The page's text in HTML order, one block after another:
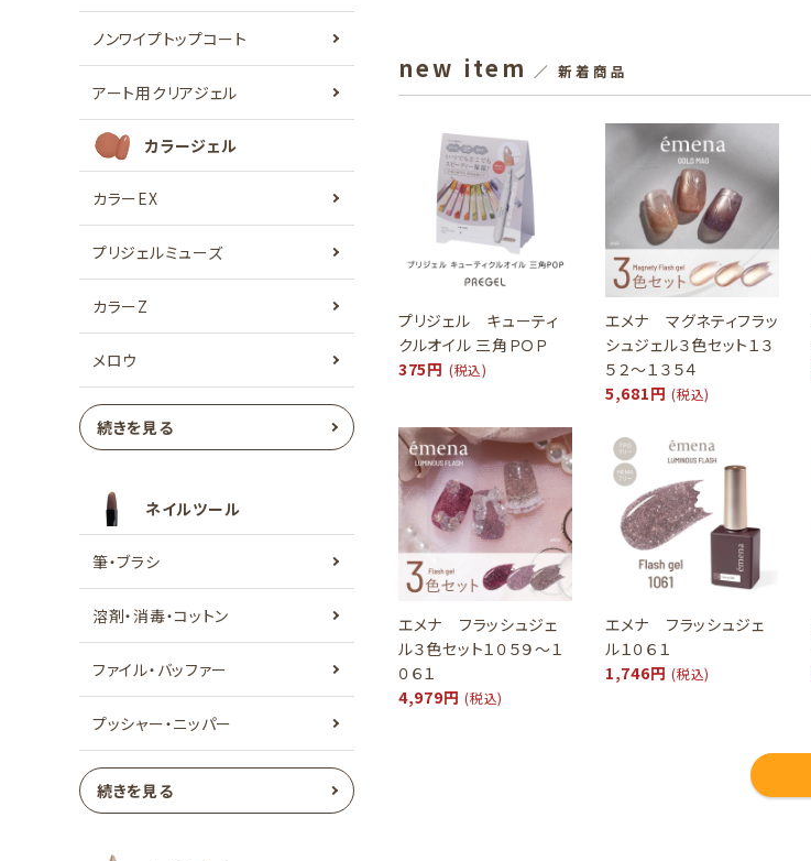
ノンワイプトップコート
アート用クリアジェル
カラージェル
カラーEX
プリジェルミューズ
カラーZ
メロウ
続きを見る
ネイルツール
筆・ブラシ
溶剤・消毒・コットン
ファイル・バッファー
プッシャー・ニッパー
続きを見る
new item ／ 新着商品
プリジェル キューティ
クルオイル 三角ＰＯＰ
375円 (税込)
エメナ マグネティフラッ
シュジェル３色セット１３
５２～１３５４
5,681円 (税込)
エメナ フラッシュジェ
ル３色セット１０５９～１
０６１
4,979円 (税込)
エメナ フラッシュジェ
ル１０６１
1,746円 (税込)